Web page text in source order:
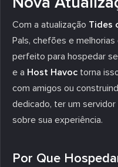
Com a atualização Tides
Pals, chefões e
perfeito para hospedar
e a Host Havoc torna
com amigos ou
dedicado, ter um
sobre sua experiência.
Por Que